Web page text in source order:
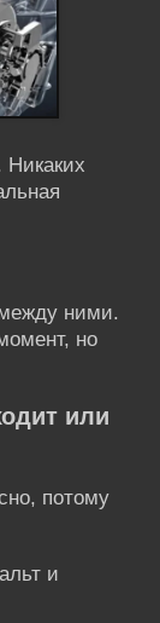
Никаких
ними.
но
или
потому
и